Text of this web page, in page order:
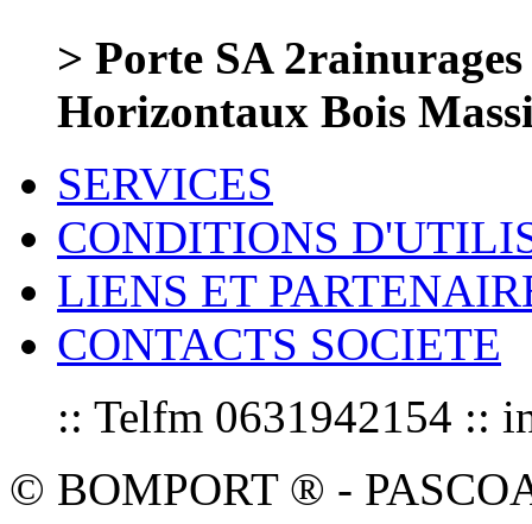
> Porte SA
Horizontaux Bois
SERVICES
CONDITIONS
LIENS ET
CONTACTS SOCIETE
:: Telfm 0631942154 ::
© BOMPORT ® -